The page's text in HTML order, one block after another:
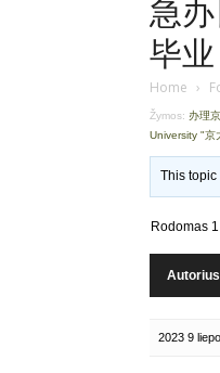
急
毕业
Home ›
Žymos: 办理
University "京
This
Rodomas
Autorius
2023 9